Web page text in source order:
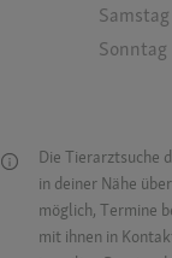
Samstag
Sonntag
Die Tierarztsuche
in deiner Nähe
möglich, Termine
mit ihnen in